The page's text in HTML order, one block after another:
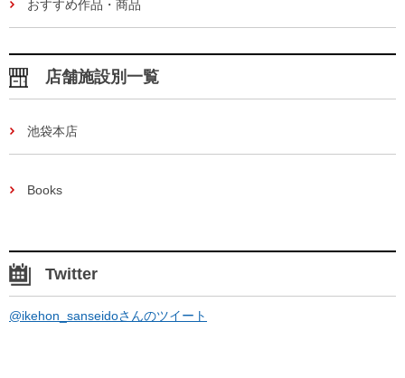
おすすめ作品・商品
店舗施設別一覧
池袋本店
Books
Twitter
@ikehon_sanseidoさんのツイート